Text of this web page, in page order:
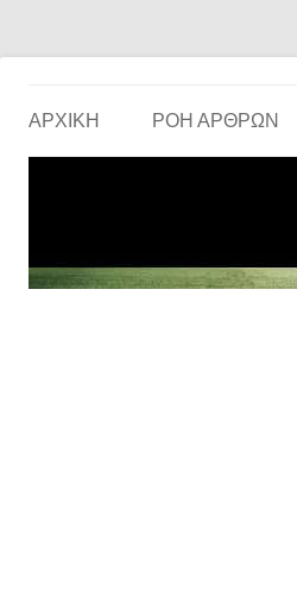
ΑΡΧΙΚΗ ΡΟΗ ΑΡΘΡΩΝ